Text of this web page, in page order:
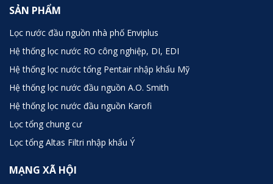
SẢN PHẨM
Lọc nước đầu nguồn nhà phố Enviplus
Hệ thống lọc nước RO công nghiệp, DI, EDI
Hệ thống lọc nước tổng Pentair nhập khẩu Mỹ
Hệ thống lọc nước đầu nguồn A.O. Smith
Hệ thống lọc nước đầu nguồn Karofi
Lọc tổng chung cư
Lọc tổng Altas Filtri nhập khẩu Ý
MẠNG XÃ HỘI